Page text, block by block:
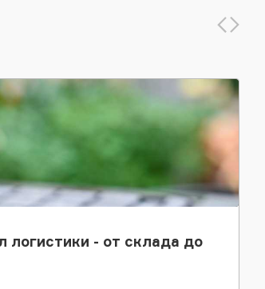
логистики - от склада до